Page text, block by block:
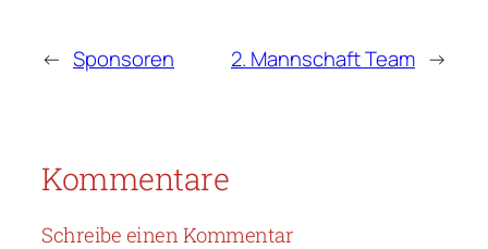
← Sponsoren 2. Mannschaft Team →
Kommentare
Schreibe einen Kommentar